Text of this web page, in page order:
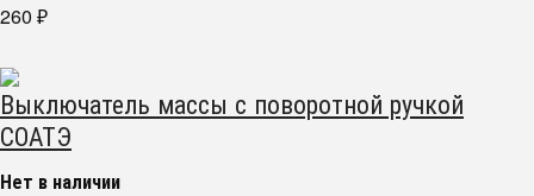
260 ₽
Выключатель массы с поворотной ручкой
СОАТЭ
Нет в наличии